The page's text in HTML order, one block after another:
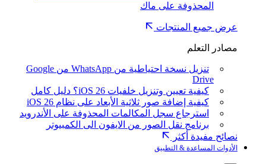
المحذوفة على ماك
عرض جميع المنتجات
مصادر التعلم
تنزيل نسخة احتياطية من WhatsApp من Google
Drive
كيفية تعيين وتنزيل خلفيات iOS 26؟ دليل كامل
كيفية إضافة صور ثلاثية الأبعاد على نظام iOS 26
استرجاع سجل المكالمات المحذوفة على الأندرويد
برنامج نقل الصور من الايفون الى الكمبيوتر
نصائح مفيدة أكثر
الأدوات المساعدة & التطبيق